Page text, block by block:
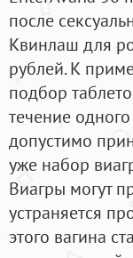
после
Квинлаш для
рублей. К
подбор
течение
допустимо
уже набор
Виагры могут
устраняется
этого вагина